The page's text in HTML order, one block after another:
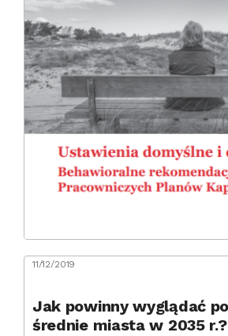
11/12/2019
Jak powinny wyglądać
średnie miasta w 2035 r.?